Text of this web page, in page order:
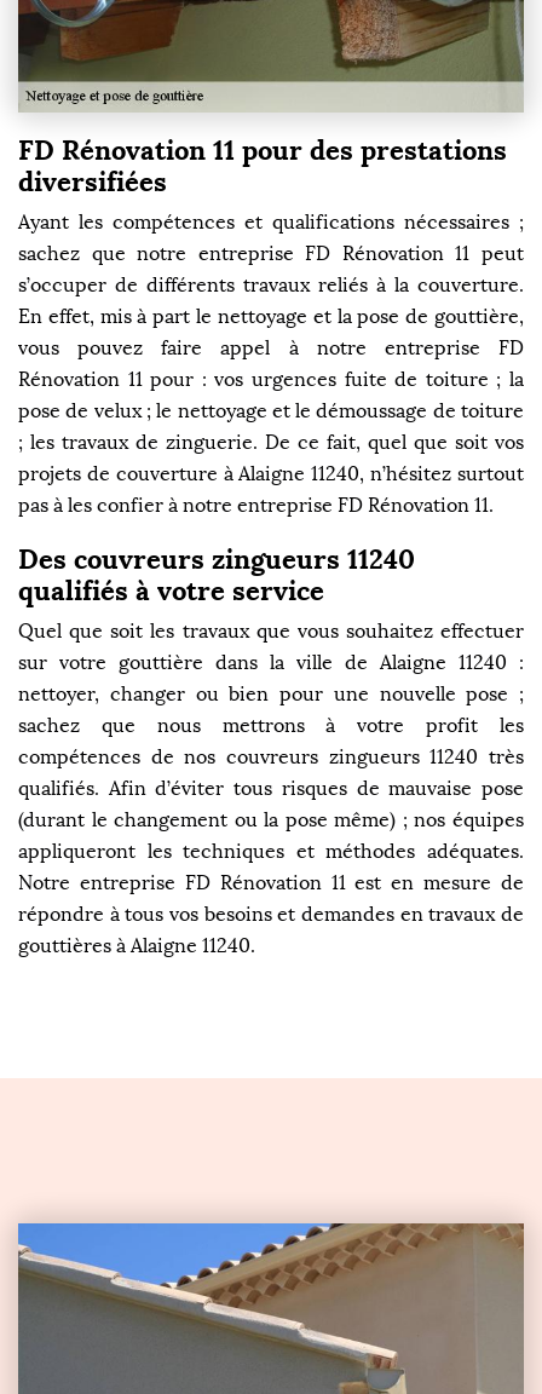
FD Rénovation 11 pour des prestations
diversifiées
Ayant les compétences et qualifications nécessaires ;
sachez que notre entreprise FD Rénovation 11 peut
s’occuper de différents travaux reliés à la couverture.
En effet, mis à part le nettoyage et la pose de gouttière,
vous pouvez faire appel à notre entreprise FD
Rénovation 11 pour : vos urgences fuite de toiture ; la
pose de velux ; le nettoyage et le démoussage de toiture
; les travaux de zinguerie. De ce fait, quel que soit vos
projets de couverture à Alaigne 11240, n’hésitez surtout
pas à les confier à notre entreprise FD Rénovation 11.
Des couvreurs zingueurs 11240
qualifiés à votre service
Quel que soit les travaux que vous souhaitez effectuer
sur votre gouttière dans la ville de Alaigne 11240 :
nettoyer, changer ou bien pour une nouvelle pose ;
sachez que nous mettrons à votre profit les
compétences de nos couvreurs zingueurs 11240 très
qualifiés. Afin d’éviter tous risques de mauvaise pose
(durant le changement ou la pose même) ; nos équipes
appliqueront les techniques et méthodes adéquates.
Notre entreprise FD Rénovation 11 est en mesure de
répondre à tous vos besoins et demandes en travaux de
gouttières à Alaigne 11240.